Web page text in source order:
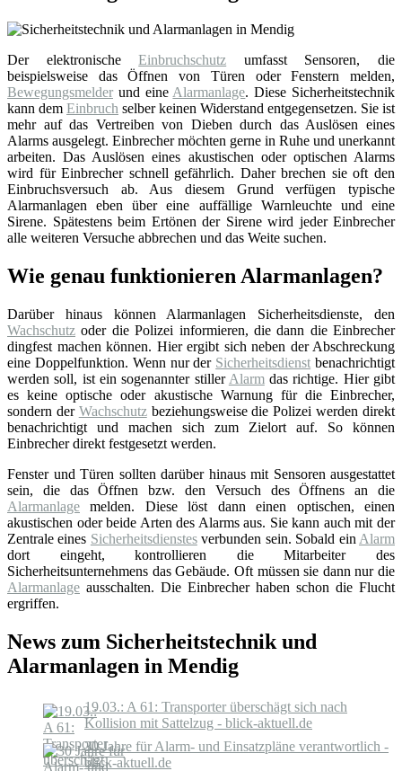
Der elektronischeEinbruchschutz umfasst Sensoren, die
beispielsweise das Öffnen von Türen oder Fenstern melden,
Bewegungsmelder und eine Alarmanlage. Diese Sicherheitstechnik
kann dem Einbruch selber keinen Widerstand entgegensetzen. Sie ist
mehr auf das Vertreiben von Dieben durch das Auslösen eines
Alarms ausgelegt. Einbrecher möchten gerne in Ruhe und unerkannt
arbeiten. Das Auslösen eines akustischen oder optischen Alarms
wird für Einbrecher schnell gefährlich. Daher brechen sie oft den
Einbruchsversuch ab. Aus diesem Grund verfügen typische
Alarmanlagen eben über eine auffällige Warnleuchte und eine
Sirene. Spätestens beim Ertönen der Sirene wird jeder Einbrecher
alle weiteren Versuche abbrechen und das Weite suchen.
Wie genau funktionieren Alarmanlagen?
Darüber hinaus können Alarmanlagen Sicherheitsdienste, den
Wachschutz oder die Polizei informieren, die dann die Einbrecher
dingfest machen können. Hier ergibt sich neben der Abschreckung
eine Doppelfunktion. Wenn nur der Sicherheitsdienst benachrichtigt
werden soll, ist ein sogenannter stiller Alarmdas richtige. Hier gibt
es keine optische oder akustische Warnung für die Einbrecher,
sondern der Wachschutzbeziehungsweise die Polizei werden direkt
benachrichtigt und machen sich zum Zielort auf. So können
Einbrecher direkt festgesetzt werden.
Fenster und Türen sollten darüber hinaus mit Sensoren ausgestattet
sein, die das Öffnen bzw. den Versuch des Öffnens an die
Alarmanlage melden. Diese löst dann einen optischen, einen
akustischen oder beide Arten des Alarms aus. Sie kann auch mit der
Zentrale eines Sicherheitsdienstesverbunden sein. Sobald ein Alarm
dort eingeht, kontrollieren die Mitarbeiter des
Sicherheitsunternehmens das Gebäude. Oft müssen sie dann nur die
Alarmanlage ausschalten. Die Einbrecher haben schon die Flucht
ergriffen.
News zum Sicherheitstechnik und
Alarmanlagen in Mendig
19.03.: A 61: Transporter überschägt sich nach
Kollision mit Sattelzug - blick-aktuell.de
30 Jahre für Alarm- und Einsatzpläne verantwortlich -
blick-aktuell.de